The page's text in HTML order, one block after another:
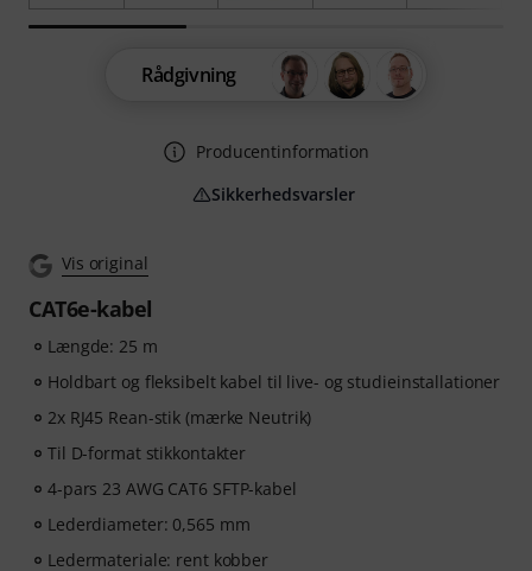
Vis original
CAT6e-kabel
Længde: 25 m
Holdbart og fleksibelt kabel til live- og studieinstallationer
2x RJ45 Rean-stik (mærke Neutrik)
Til D-format stikkontakter
4-pars 23 AWG CAT6 SFTP-kabel
Lederdiameter: 0,565 mm
Ledermateriale: rent kobber
Rådgivning
Producentinformation
Sikkerhedsvarsler